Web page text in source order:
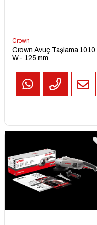
Crown
Crown Avuç Taşlama 1010
W - 125 mm